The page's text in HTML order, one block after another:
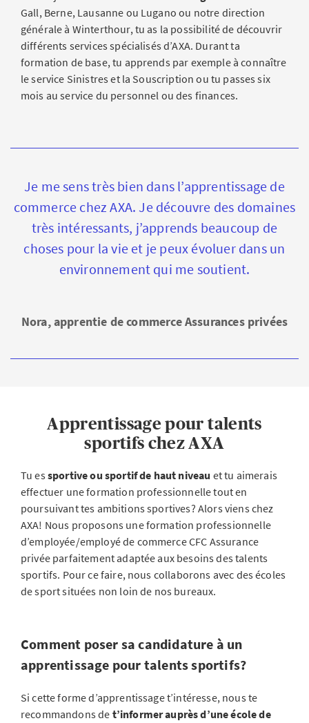
Gall, Berne, Lausanne ou Lugano ou notre direction
générale à Winterthour, tu as la possibilité de découvrir
différents services spécialisés d’AXA. Durant ta
formation de base, tu apprends par exemple à connaître
le service Sinistres et la Souscription ou tu passes six
mois au service du personnel ou des finances.
Je me sens très bien dans l’apprentissage de
commerce chez AXA. Je découvre des domaines
très intéressants, j’apprends beaucoup de
choses pour la vie et je peux évoluer dans un
environnement qui me soutient.
Nora, apprentie de commerce Assurances privées
Apprentissage pour talents
sportifs chez AXA
Tu essportive ou sportif de haut niveau et tu aimerais
effectuer une formation professionnelle tout en
poursuivant tes ambitions sportives? Alors viens chez
AXA! Nous proposons une formation professionnelle
d’employée/employé de commerce CFC Assurance
privée parfaitement adaptée aux besoins des talents
sportifs. Pour ce faire, nous collaborons avec des écoles
de sport situées non loin de nos bureaux.
Comment poser sa candidature à un
apprentissage pour talents sportifs?
Si cette forme d’apprentissage t’intéresse, nous te
recommandons de t’informer auprès d’une école de